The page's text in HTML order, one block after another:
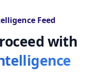
Feed
with